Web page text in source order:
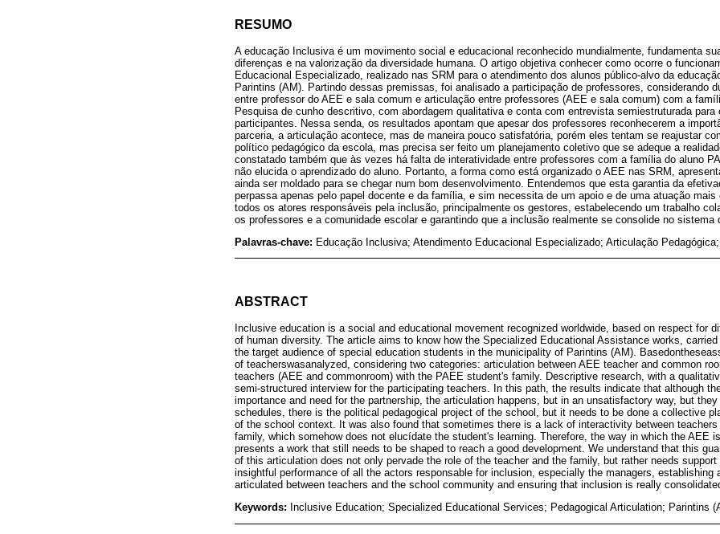
RESUMO
A educação Inclusiva é um movimento social e educacional reconhecido mundialmente, fundamenta
diferenças e na valorização da diversidade humana. O artigo objetiva conhecer como ocorre o
Educacional Especializado, realizado nas SRM para o atendimento dos alunos público-alvo da
Parintins (AM). Partindo dessas premissas, foi analisado a participação de professores, considerando
entre professor do AEE e sala comum e articulação entre professores (AEE e sala comum) com a
Pesquisa de cunho descritivo, com abordagem qualitativa e conta com entrevista semiestruturada para
participantes. Nessa senda, os resultados apontam que apesar dos professores reconhecerem a
parceria, a articulação acontece, mas de maneira pouco satisfatória, porém eles tentam se reajustar
político pedagógico da escola, mas precisa ser feito um planejamento coletivo que se adeque a
constatado também que às vezes há falta de interatividade entre professores com a família do aluno
não elucida o aprendizado do aluno. Portanto, a forma como está organizado o AEE nas SRM,
ainda ser moldado para se chegar num bom desenvolvimento. Entendemos que esta garantia da
perpassa apenas pelo papel docente e da família, e sim necessita de um apoio e de uma atuação
todos os atores responsáveis pela inclusão, principalmente os gestores, estabelecendo um trabalho
os professores e a comunidade escolar e garantindo que a inclusão realmente se consolide no sistema
Palavras-chave: Educação Inclusiva; Atendimento Educacional Especializado; Articulação
ABSTRACT
Inclusive education is a social and educational movement recognized worldwide, based on respect for
of human diversity. The article aims to know how the Specialized Educational Assistance works,
the target audience of special education students in the municipality of Parintins (AM).
of teacherswasanalyzed, considering two categories: articulation between AEE teacher and common
teachers (AEE and commonroom) with the PAEE student's family. Descriptive research, with a
semi-structured interview for the participating teachers. In this path, the results indicate that although
importance and need for the partnership, the articulation happens, but in an unsatisfactory way, but
schedules, there is the political pedagogical project of the school, but it needs to be done a collective
of the school context. It was also found that sometimes there is a lack of interactivity between
family, which somehow does not elucídate the student's learning. Therefore, the way in which the AEE
presents a work that still needs to be shaped to reach a good development. We understand that this
of this articulation does not only pervade the role of the teacher and the family, but rather needs
insightful performance of all the actors responsable for inclusion, especially the managers, establishing
articulated between teachers and the school community and ensuring that inclusion is really
Keywords: Inclusive Education; Specialized Educational Services; Pedagogical Articulation; Parintins